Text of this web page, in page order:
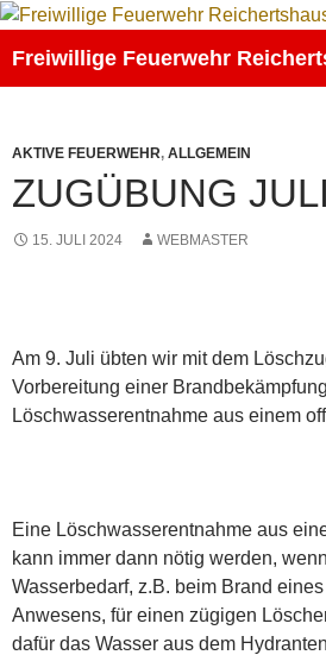
Zum
springen
Freiwillige Feuerwehr
AKTIVE FEUERWEHR, ALLGEMEIN
ZUGÜBUNG JULI
15. JULI 2024 WEBMASTER
Am 9. Juli übten wir mit dem
Vorbereitung einer
Löschwasserentnahme aus einem
Eine Löschwasserentnahme aus
kann immer dann nötig werden,
Wasserbedarf, z.B. beim Brand
Anwesens, für einen zügigen
dafür das Wasser aus dem